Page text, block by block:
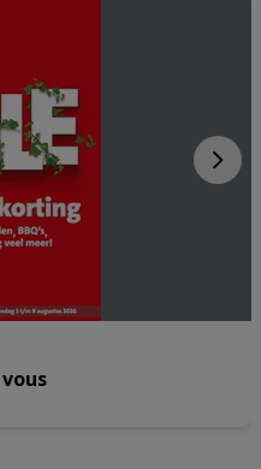
op een apparaat opslaan
en content,
en